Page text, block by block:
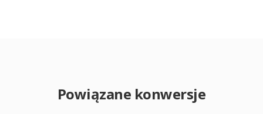
Powiązane konwersje